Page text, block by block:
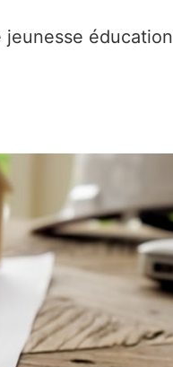
jeunesse éducation